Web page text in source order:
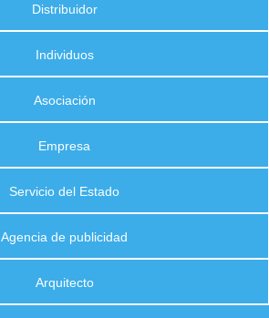
Distribuidor
Individuos
Asociación
Empresa
Servicio del Estado
Agencia de publicidad
Arquitecto